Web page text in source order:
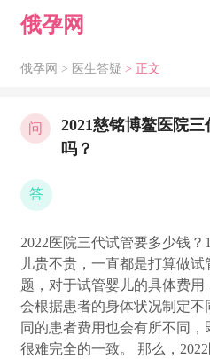
俄孕网
俄孕网 > 医生答疑 > 正文
问
2021慈铭博鳌医院
吗？
答
2022医院三代试管要多少钱
儿贵不贵，一直都是打算做
题，对于试管婴儿的具体费
会根据患者的身体状况制定
同的患者费用也会有所不同
很难完全的一致。 那么，